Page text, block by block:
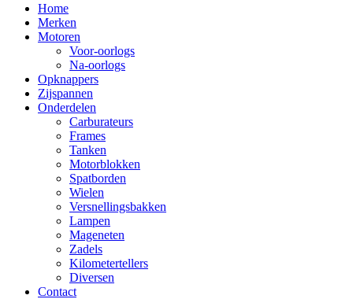
Home
Merken
Motoren
Voor-oorlogs
Na-oorlogs
Opknappers
Zijspannen
Onderdelen
Carburateurs
Frames
Tanken
Motorblokken
Spatborden
Wielen
Versnellingsbakken
Lampen
Mageneten
Zadels
Kilometertellers
Diversen
Contact